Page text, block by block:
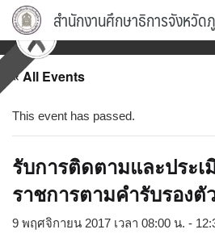
Skip
content
สำนักงานศึกษาธิการจังหวัด
« All Events
This event has passed.
รับการติดตามและประ
ราชการตามคำรับรองตั
9 พฤศจิกายน 2017 เวลา 08:00 น. -